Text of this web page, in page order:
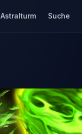
Astralturm Suche